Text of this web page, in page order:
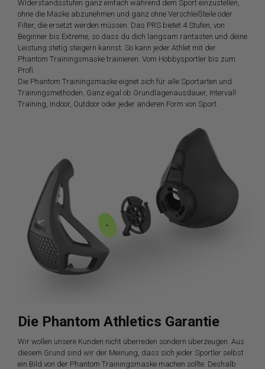
Widerstandsstufen ganz einfach während dem Sport einzustellen,
ohne die Maske abzunehmen und ganz ohne Verschleißteile oder
Filter, die ersetzt werden müssen. Das PRS bietet 4 Stufen, von
Beginner bis Extreme, so dass du dich langsam rantasten und deine
Leistung stetig steigern kannst. So kann jeder Athlet mit der
Phantom Trainingsmaske trainieren. Vom Hobbysportler bis zum
Profi.
Die Phantom Trainingsmaske eignet sich für alle Sportarten und
Trainingsmethoden. Ganz egal ob Grundlagenausdauer, Intervall
Training, Indoor, Outdoor oder jeder anderen Form von Sport.
Die Phantom Athletics Garantie
Wir wollen unsere Kunden nicht überreden sondern überzeugen. Aus
diesem Grund sind wir der Meinung, dass sich jeder Sportler selbst
ein Bild von der Phantom Trainingsmaske machen sollte. Deshalb